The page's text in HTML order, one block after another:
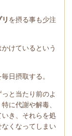
を摂る事も少注
けているという
日摂取する。
と当たり前のよ
に代謝や解毒、
き、それらを処
くなってしまい